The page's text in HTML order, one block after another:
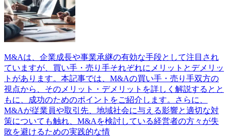
M&Aは、企業成長や事業承継の有効な手段として注目され
ていますが、買い手・売り手それぞれにメリットとデメリッ
トがあります。本記事では、M&Aの買い手・売り手双方の
視点から、そのメリット・デメリットを詳しく解説するとと
もに、成功のためのポイントをご紹介します。さらに、
M&Aが従業員や取引先、地域社会に与える影響と適切な対
策についても触れ、M&Aを検討している経営者の方々が失
敗を避けるための実践的な情